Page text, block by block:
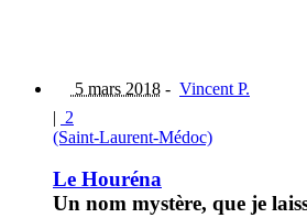
5 mars 2018 - Vincent P.
| 2
(Saint-Laurent-Médoc)
Le Houréna
Un nom mystère, que je